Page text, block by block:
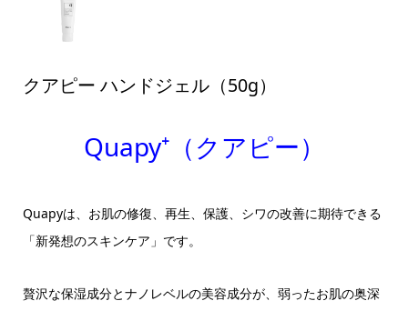
クアピー ハンドジェル（50g）
Quapy⁺（クアピー）
Quapyは、お肌の修復、再生、保護、シワの改善に期待できる
「新発想のスキンケア」です。
贅沢な保湿成分とナノレベルの美容成分が、弱ったお肌の奥深